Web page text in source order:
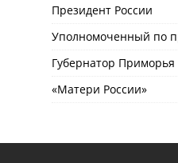
Президент России
Уполномоченный по
Губернатор Приморья
«Матери России»